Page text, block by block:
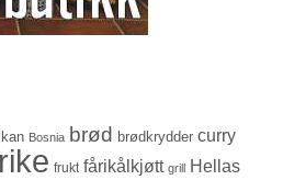
Bosnia brød brødkrydder curry
frukt fårikålkjøtt grill Hellas